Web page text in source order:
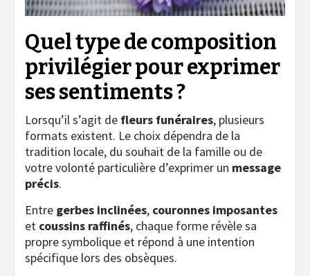
Quel type de composition
privilégier pour exprimer
ses sentiments ?
Lorsqu’il s’agit de fleurs funéraires, plusieurs
formats existent. Le choix dépendra de la
tradition locale, du souhait de la famille ou de
votre volonté particulière d’exprimer un message
précis.
Entre gerbes inclinées, couronnes imposantes
et coussins raffinés, chaque forme révèle sa
propre symbolique et répond à une intention
spécifique lors des obsèques.